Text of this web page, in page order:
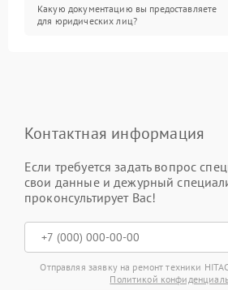
Какую документацию вы предоставляете
для юридических лиц?
Контактная информация
Если требуется задать вопрос
свои данные и дежурный
проконсультирует Вас!
Отправляя заявку на ремонт техники
Политикой